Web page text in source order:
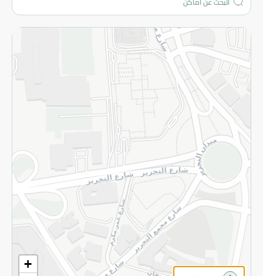
+
المزيد
الاسترجاع
سياسة الاستخدام
سياسة الخصوصية
قم بالتسجيل للنشرة
©2026 - Spinneys | جميع الحقوق محفوظة